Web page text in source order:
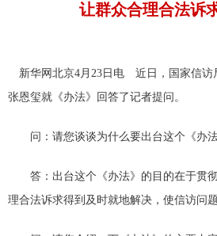
让群众合理合法诉
新华网北京4月23日电 近日，国家信访
张恩玺就《办法》回答了记者提问。
问：请您谈谈为什么要出台这个《办
答：出台这个《办法》的目的在于贯彻
理合法诉求得到及时就地解决，使信访问